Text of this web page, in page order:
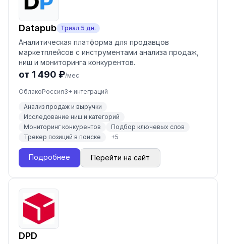
Datapub Триал 5 дн.
Аналитическая платформа для продавцов
маркетплейсов с инструментами анализа продаж,
ниш и мониторинга конкурентов.
от 1 490 ₽/мес
ОблакоРоссия3+ интеграций
Анализ продаж и выручки
Исследование ниш и категорий
Мониторинг конкурентов
Подбор ключевых слов
Трекер позиций в поиске
+5
Подробнее Перейти на сайт
DPD